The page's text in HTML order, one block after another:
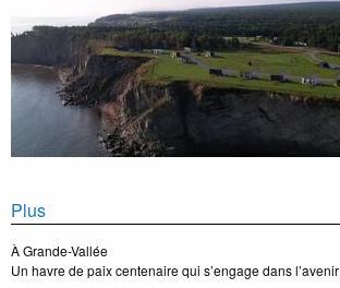
Plus
À Grande-Vallée
Un havre de paix centenaire qui s’engage dans l’avenir